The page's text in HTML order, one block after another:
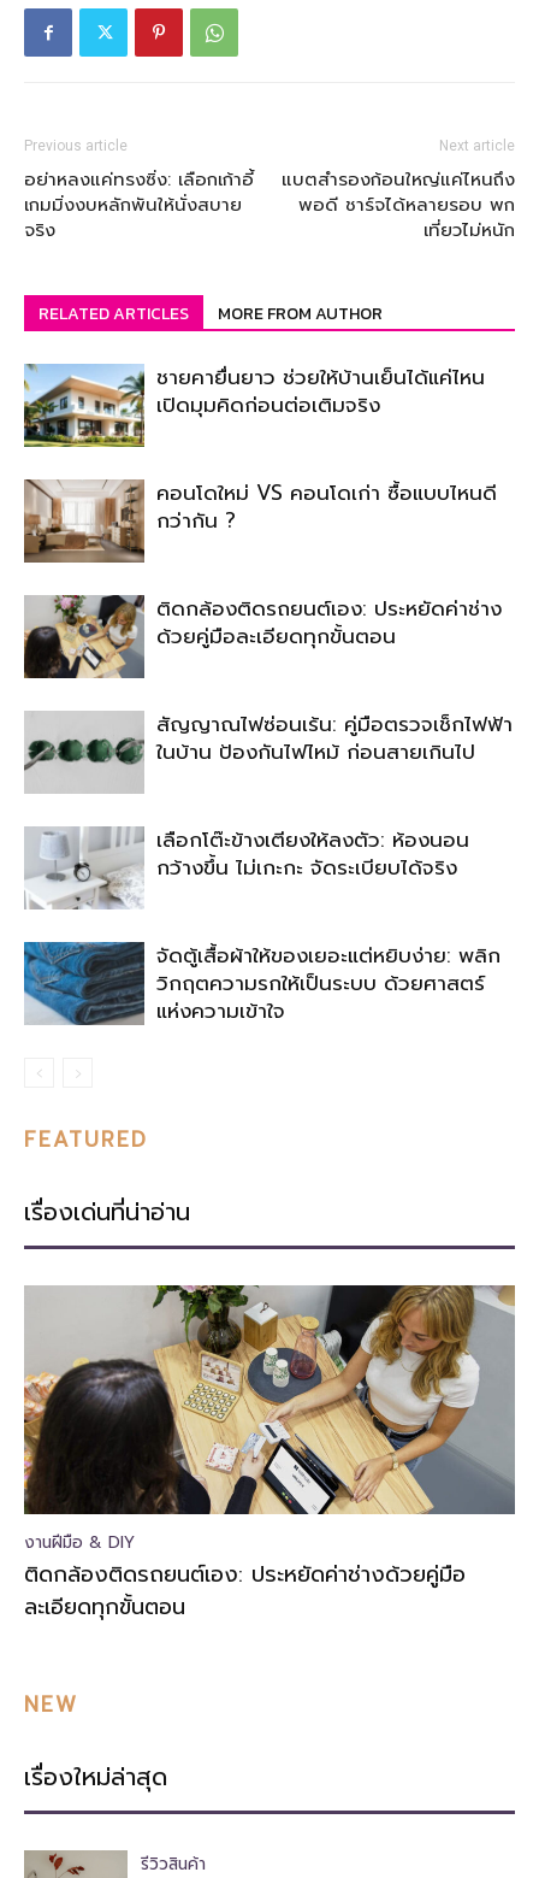
Previous article
อย่าหลงแค่ทรงซิ่ง: เลือกเก้าอี้
เกมมิ่งงบหลักพันให้นั่งสบาย
จริง
Next article
แบตสำรองก้อนใหญ่แค่ไหนถึง
พอดี ชาร์จได้หลายรอบ พก
เที่ยวไม่หนัก
RELATED ARTICLES MORE FROM AUTHOR
ชายคายื่นยาว ช่วยให้บ้านเย็นได้แค่ไหน
เปิดมุมคิดก่อนต่อเติมจริง
คอนโดใหม่ VS คอนโดเก่า ซื้อแบบไหนดี
กว่ากัน ?
ติดกล้องติดรถยนต์เอง: ประหยัดค่าช่าง
ด้วยคู่มือละเอียดทุกขั้นตอน
สัญญาณไฟซ่อนเร้น: คู่มือตรวจเช็กไฟฟ้า
ในบ้าน ป้องกันไฟไหม้ ก่อนสายเกินไป
เลือกโต๊ะข้างเตียงให้ลงตัว: ห้องนอน
กว้างขึ้น ไม่เกะกะ จัดระเบียบได้จริง
จัดตู้เสื้อผ้าให้ของเยอะแต่หยิบง่าย: พลิก
วิกฤตความรกให้เป็นระบบ ด้วยศาสตร์
แห่งความเข้าใจ
FEATURED
เรื่องเด่นที่น่าอ่าน
งานฝีมือ & DIY
ติดกล้องติดรถยนต์เอง: ประหยัดค่าช่างด้วยคู่มือ
ละเอียดทุกขั้นตอน
NEW
เรื่องใหม่ล่าสุด
รีวิวสินค้า